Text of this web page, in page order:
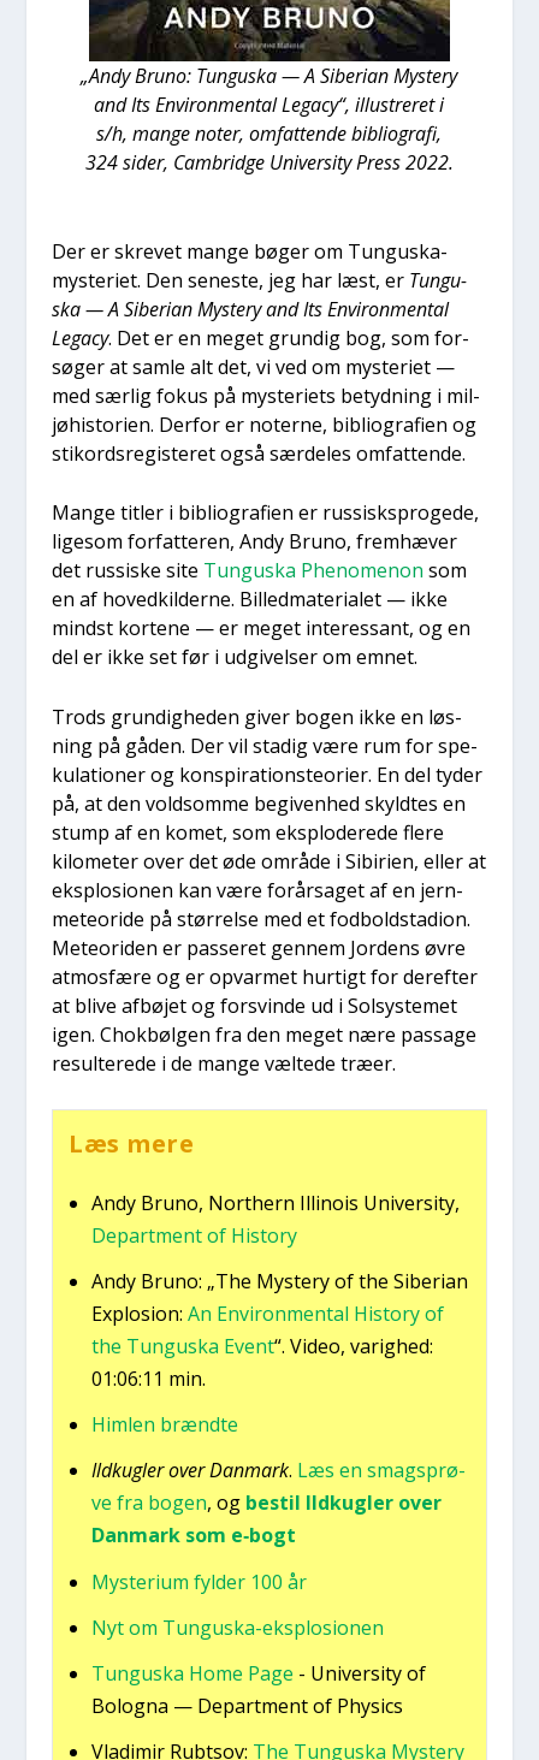
„Andy Bru­no: Tungu­ska — A Sibe­ri­an Myste­ry
and Its Environ­men­tal Lega­cy“, illu­stre­ret i
s/h, man­ge noter, omfat­ten­de bibli­o­gra­fi,
324 sider, Cam­brid­ge Uni­ver­si­ty Press 2022.
Der er skre­vet man­ge bøger om Tungu­ska-
myste­ri­et. Den sene­ste, jeg har læst, er Tungu­
ska — A Sibe­ri­an Myste­ry and Its Environ­men­tal
Lega­cy. Det er en meget grun­dig bog, som for­
sø­ger at sam­le alt det, vi ved om myste­ri­et —
med sær­lig fokus på myste­ri­ets betyd­ning i mil­
jøhi­sto­ri­en. Der­for er noter­ne, bibli­o­gra­fi­en og
sti­kord­s­re­gi­ste­ret også sær­de­les omfat­ten­de.
Man­ge tit­ler i bibli­o­gra­fi­en er rus­sisk­spro­ge­de,
lige­som for­fat­te­ren, Andy Bru­no, frem­hæ­ver
det rus­si­ske site Tungu­ska Pheno­menon som
en af hoved­kil­der­ne. Bil­led­ma­te­ri­a­let — ikke
mindst kor­te­ne — er meget inter­es­sant, og en
del er ikke set før i udgi­vel­ser om emnet.
Trods grun­dig­he­den giver bogen ikke en løs­
ning på gåden. Der vil sta­dig være rum for spe­
ku­la­tio­ner og kon­spira­tions­te­o­ri­er. En del tyder
på, at den vold­som­me begi­ven­hed skyld­tes en
stump af en komet, som eks­plo­de­re­de fle­re
kilo­me­ter over det øde områ­de i Sibi­ri­en, eller at
eks­plo­sio­nen kan være for­år­sa­get af en jer­n­
me­te­o­ri­de på stør­rel­se med et fod­bold­sta­dion.
Mete­o­ri­den er pas­se­ret gen­nem Jor­dens øvre
atmos­fæ­re og er opvar­met hur­tigt for der­ef­ter
at bli­ve afbø­jet og for­svin­de ud i Sol­sy­ste­met
igen. Chok­bøl­gen fra den meget nære pas­sa­ge
resul­te­re­de i de man­ge væl­te­de træ­er.
Læs mere
Andy Bru­no, Nort­hern Illi­nois Uni­ver­si­ty,
Depart­ment of History
Andy Bru­no: „The Myste­ry of the Sibe­ri­an
Explo­sion: An Environ­men­tal History of
the Tungu­ska Event“. Video, varig­hed:
01:06:11 min.
Him­len brænd­te
Ild­kug­ler over Dan­mark. Læs en smags­prø­
ve fra bogen, og bestil Ild­kug­ler over
Dan­mark som e‑bogt
Myste­ri­um fyl­der 100 år
Nyt om Tungu­ska-eks­plo­sio­nen
Tungu­ska Home Page - Uni­ver­si­ty of
Bolog­na — Depart­ment of Phy­si­cs
Vla­di­mir Rub­tsov: The Tungu­ska Myste­ry